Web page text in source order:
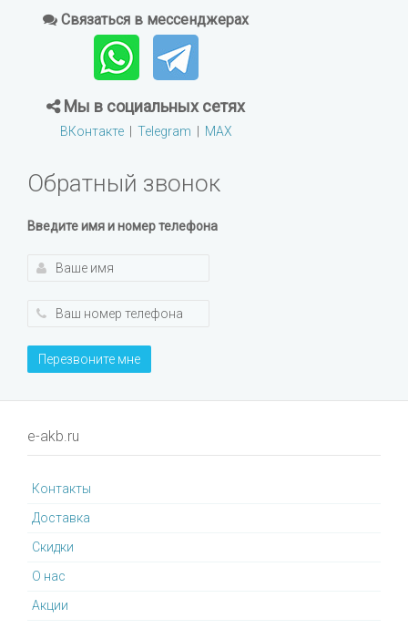
Связаться в мессенджерах
Мы в социальных сетях
ВКонтакте| Telegram | MAX
Обратный звонок
Введите имя и номер телефона
Перезвоните мне
e-akb.ru
Контакты
Доставка
Cкидки
О нас
Акции